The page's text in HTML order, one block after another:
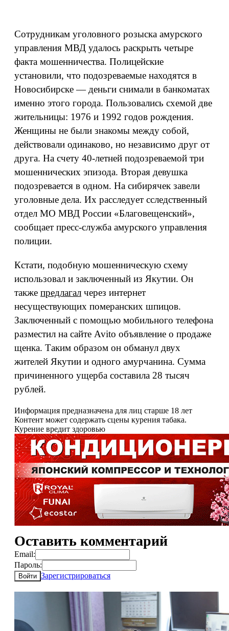
Сотрудникам уголовного розыска амурского
управления МВД удалось раскрыть четыре
факта мошенничества. Полицейские
установили, что подозреваемые находятся в
Новосибирске — деньги снимали в банкоматах
именно этого города. Пользовались схемой две
жительницы: 1976 и 1992 годов рождения.
Женщины не были знакомы между собой,
действовали одинаково, но независимо друг от
друга. На счету 40-летней подозреваемой три
мошеннических эпизода. Вторая девушка
подозревается в одном. На сибирячек завели
уголовные дела. Их расследует сследственный
отдел МО МВД России «Благовещенский»,
сообщает пресс-служба амурского управления
полиции.
Кстати, подобную мошенническую схему
использовал и заключенный из Якутии. Он
также предлагал через интернет
несуществующих померанских шпицов.
Заключенный с помощью мобильного телефона
разместил на сайте Avito объявление о продаже
щенка. Таким образом он обманул двух
жителей Якутии и одного амурчанина. Сумма
причиненного ущерба составила 28 тысяч
рублей.
Информация предназначена для лиц старше 18 лет
Контент может содержать сцены курения табака.
Курение вредит здоровью
Оставить комментарий
Email:
Пароль:
Войти Зарегистрироваться